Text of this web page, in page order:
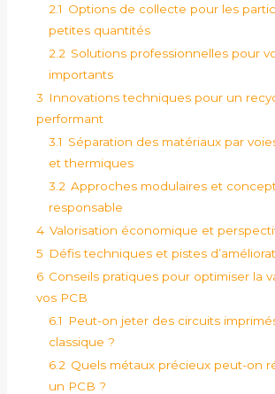
2.1 Options de collecte pour les
petites quantités
2.2 Solutions professionnelles pour
importants
3 Innovations techniques pour un
performant
3.1 Séparation des matériaux par
et thermiques
3.2 Approches modulaires et
responsable
4 Valorisation économique et
5 Défis techniques et pistes
6 Conseils pratiques pour optimiser la
vos PCB
6.1
Peut-on jeter des circuits
classique ?
6.2 Quels métaux précieux peut-on
un PCB ?